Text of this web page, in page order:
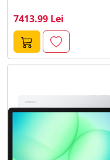
7413.99 Lei